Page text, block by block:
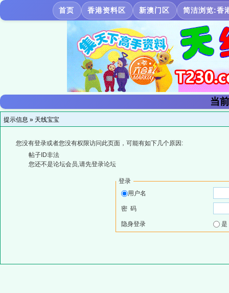
首页 香港资料区 新澳门区 简洁浏览:香
当
提示信息 » 天线宝宝
您没有登录或者您没有权限访问此页面，可能有如下几个原因:
帖子ID非法
您还不是论坛会员,请先登录论坛
登录
用户名
密 码
隐身登录